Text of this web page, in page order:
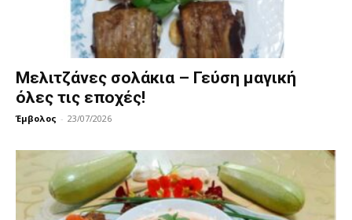
Μελιτζάνες σολάκια – Γεύση μαγική
όλες τις εποχές!
Έμβολος - 23/07/2026